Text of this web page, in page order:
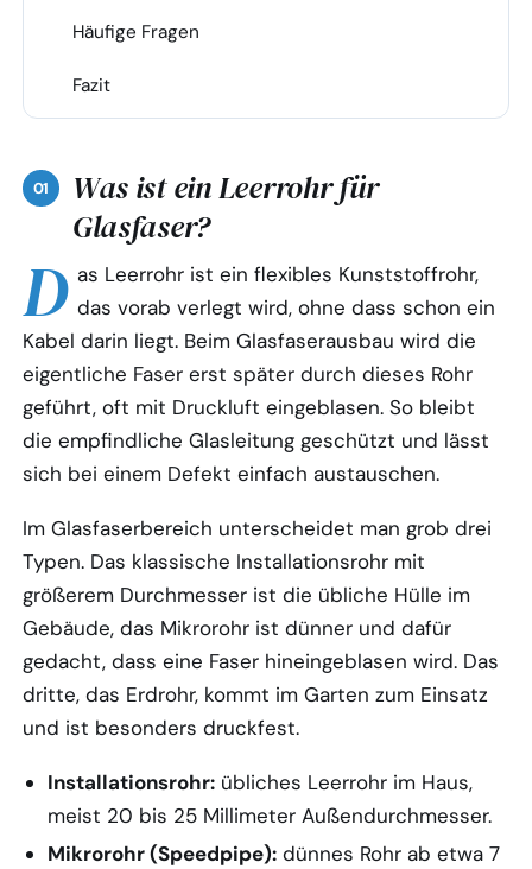
Häufige Fragen
Fazit
Was ist ein Leerrohr für
Glasfaser?
D as Leerrohr ist ein flexibles Kunststoffrohr,
das vorab verlegt wird, ohne dass schon ein
Kabel darin liegt. Beim Glasfaserausbau wird die
eigentliche Faser erst später durch dieses Rohr
geführt, oft mit Druckluft eingeblasen. So bleibt
die empfindliche Glasleitung geschützt und lässt
sich bei einem Defekt einfach austauschen.
Im Glasfaserbereich unterscheidet man grob drei
Typen. Das klassische Installationsrohr mit
größerem Durchmesser ist die übliche Hülle im
Gebäude, das Mikrorohr ist dünner und dafür
gedacht, dass eine Faser hineingeblasen wird. Das
dritte, das Erdrohr, kommt im Garten zum Einsatz
und ist besonders druckfest.
Installationsrohr:übliches Leerrohr im Haus,
meist 20 bis 25 Millimeter Außendurchmesser.
Mikrorohr (Speedpipe):dünnes Rohr ab etwa 7